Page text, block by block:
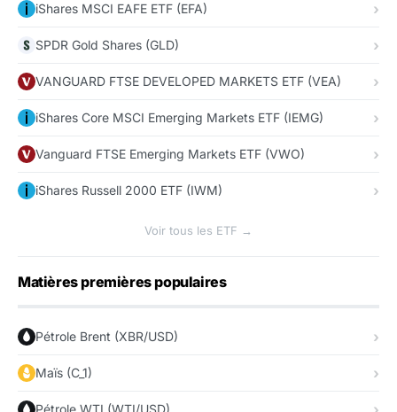
iShares MSCI EAFE ETF (EFA)
SPDR Gold Shares (GLD)
VANGUARD FTSE DEVELOPED MARKETS ETF (VEA)
iShares Core MSCI Emerging Markets ETF (IEMG)
Vanguard FTSE Emerging Markets ETF (VWO)
iShares Russell 2000 ETF (IWM)
Voir tous les ETF →
Matières premières populaires
Pétrole Brent (XBR/USD)
Maïs (C_1)